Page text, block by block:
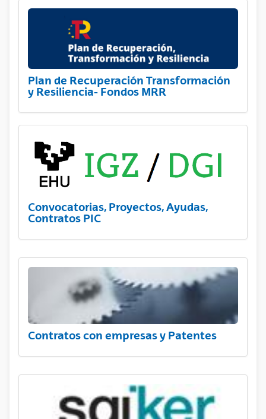
Plan de Recuperación Transformación
y Resiliencia- Fondos MRR
Convocatorias, Proyectos, Ayudas,
Contratos PIC
Contratos con empresas y Patentes